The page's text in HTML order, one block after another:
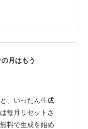
月はもう
、いったん生成
毎月リセットさ
料で生成を始め